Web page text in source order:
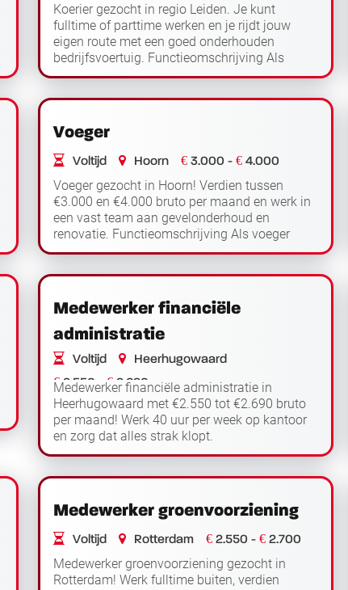
Koerier gezocht in regio Leiden. Je kunt
fulltime of parttime werken en je rijdt jouw
eigen route met een goed onderhouden
bedrijfsvoertuig. Functieomschrijving Als
koerier werk je in regio Leiden en ben je
Voeger
Voltijd Hoorn € 3.000 - € 4.000
Voeger gezocht in Hoorn! Verdien tussen
€3.000 en €4.000 bruto per maand en werk in
een vast team aan gevelonderhoud en
renovatie. Functieomschrijving Als voeger
werk je in Hoorn aan gevelonderhoud en
Medewerker financiële
administratie
Voltijd
Heerhugowaard
€2.550 -€2.690
Medewerker financiële administratie in
Heerhugowaard met €2.550 tot €2.690 bruto
per maand! Werk 40 uur per week op kantoor
en zorg dat alles strak klopt.
Functieomschrijving Als medewerker
Medewerker groenvoorziening
Voltijd Rotterdam € 2.550 - € 2.700
Medewerker groenvoorziening gezocht in
Rotterdam! Werk fulltime buiten, verdien